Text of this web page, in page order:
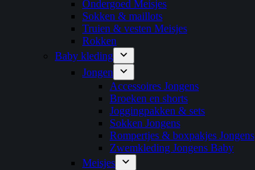
Ondergoed Meisjes
Sokken & maillots
Truien & vesten Meisjes
Rokken
Baby kleding
Jongen
Accessoires Jongens
Broeken en shorts
Joggingpakken & sets
Sokken Jongens
Rompertjes & boxpakjes Jongens
Zwemkleding Jongens Baby
Meisjes